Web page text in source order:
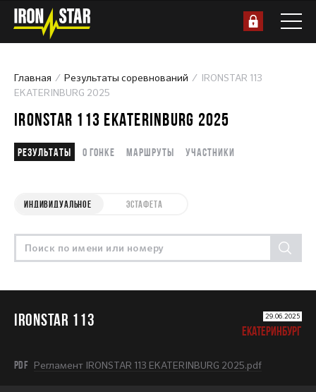
Главная Результаты соревнований
IRONSTAR 113
EKATERINBURG 2025
IRONSTAR 113 EKATERINBURG 2025
Результаты О гонке Маршруты Участники
ИНДИВИДУАЛЬНОЕ ЭСТАФЕТА
IRONSTAR 113 29.06.2025
ЕКАТЕРИНБУРГ
PDF Регламент IRONSTAR 113 EKATERINBURG 2025.pdf